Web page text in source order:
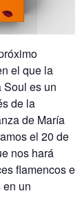
el que la
Soul es un
de la
de María
el 20 de
nos hará
flamencos e
un